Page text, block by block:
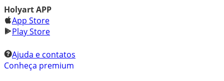
Holyart APP
App Store
Play Store
Ajuda e contatos
Conheça premium